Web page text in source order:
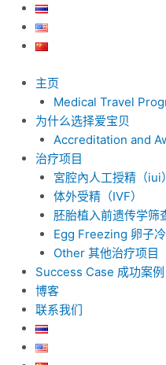
主页
Medical Travel
为什么选择爱宝贝
Accreditation and
治疗项目
宮腔內人工授精（iui）
体外受精（IVF）
胚胎植入前遗传学筛
Egg Freezing 卵子
Other 其他治疗项目
Success Case 成功案例
博客
联系我们